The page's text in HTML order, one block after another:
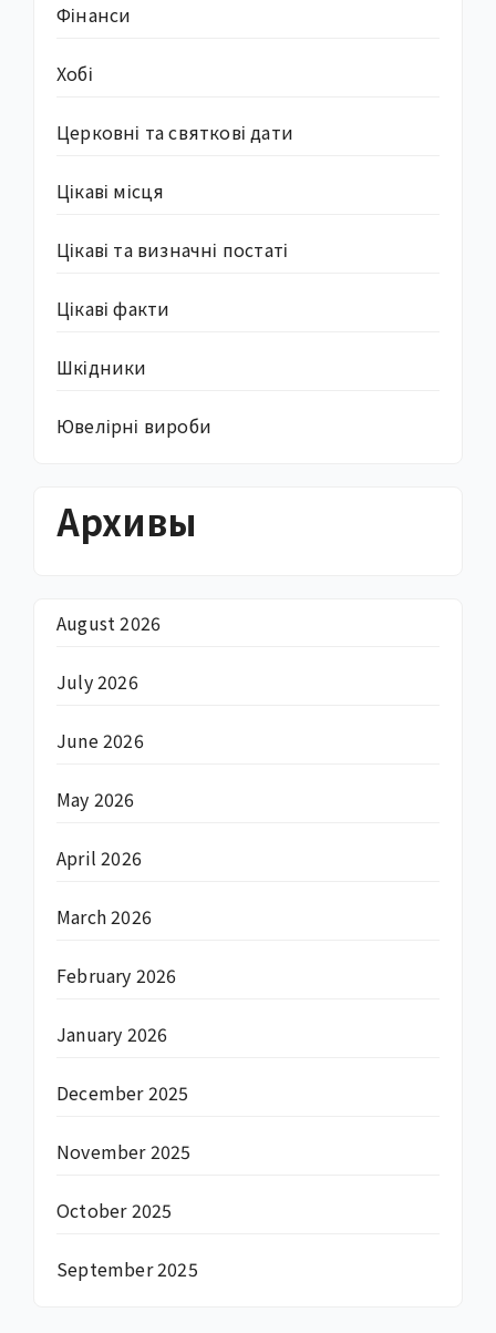
Фінанси
Хобі
Церковні та святкові дати
Цікаві місця
Цікаві та визначні постаті
Цікаві факти
Шкідники
Ювелірні вироби
Архивы
August 2026
July 2026
June 2026
May 2026
April 2026
March 2026
February 2026
January 2026
December 2025
November 2025
October 2025
September 2025